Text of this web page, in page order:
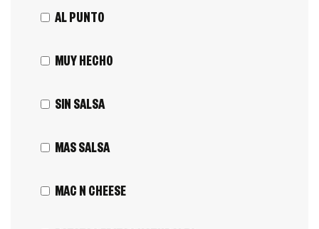
AL PUNTO
MUY HECHO
SIN SALSA
MAS SALSA
MAC N CHEESE